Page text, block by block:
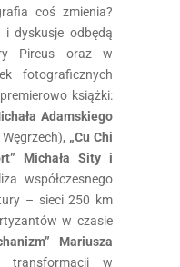
coś zmienia?
i dyskusje odbędą
Pireus oraz w
fotograficznych
książki:
Adamskiego
„Cu Chi
Michała Sity i
współczesnego
– sieci 250 km
w czasie
Mariusza
w